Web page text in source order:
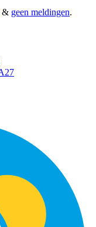
& geen meldingen.